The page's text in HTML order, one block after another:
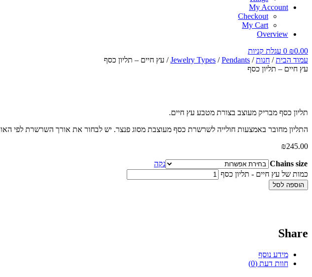
My Account
Checkout
My Cart
Overview
₪0.00
0 עגלת קניות
עמוד הבית/ חנות/
Jewelry Types /Pendants
/ עץ חיים – תליון כסף
עץ חיים – תליון כסף
תליון כסף מבריק מעוצב בצורת מטבע עץ חיים.
התליון מחובר באמצעות חולייה לשרשרת כסף מעוצבת מסוג פנצר. יש לבחור את אורך השרשרת לפי
₪245.00
Chains size
נקה
כמות של עץ חיים - תליון כסף
הוספה לסל
Share
מידע נוסף
חוות דעת (0)